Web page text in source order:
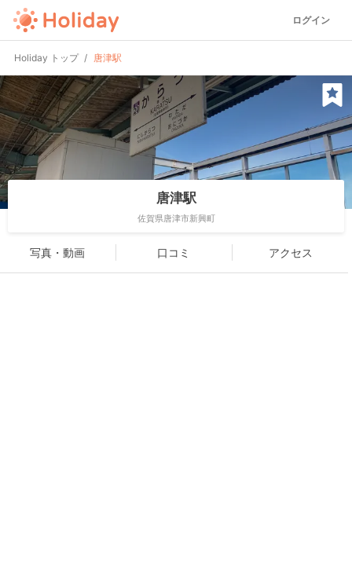
ログイン
Holiday トップ 唐津駅
唐津駅
佐賀県唐津市新興町
写真・動画 口コミ アクセス